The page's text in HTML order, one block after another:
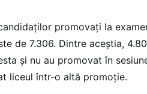
promovați la
de 7.306. Dintre aceștia,
și nu au promovat în
liceul într-o altă promoție.